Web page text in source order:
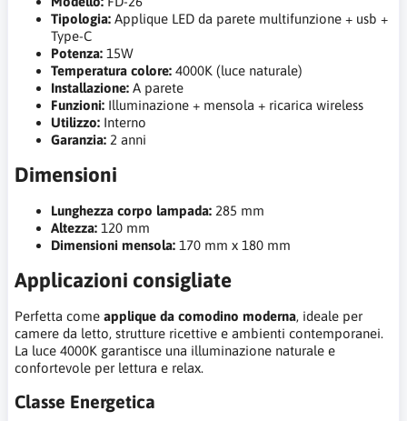
Tipologia: Applique LED da parete multifunzione + usb +
Type-C
Potenza: 15W
Temperatura colore: 4000K (luce naturale)
Installazione: A parete
Funzioni: Illuminazione + mensola + ricarica wireless
Utilizzo: Interno
Garanzia: 2 anni
Dimensioni
Lunghezza corpo lampada: 285 mm
Altezza: 120 mm
Dimensioni mensola: 170 mm x 180 mm
Applicazioni consigliate
Perfetta come applique da comodino moderna, ideale per
camere da letto, strutture ricettive e ambienti contemporanei.
La luce 4000K garantisce una illuminazione naturale e
confortevole per lettura e relax.
Classe Energetica